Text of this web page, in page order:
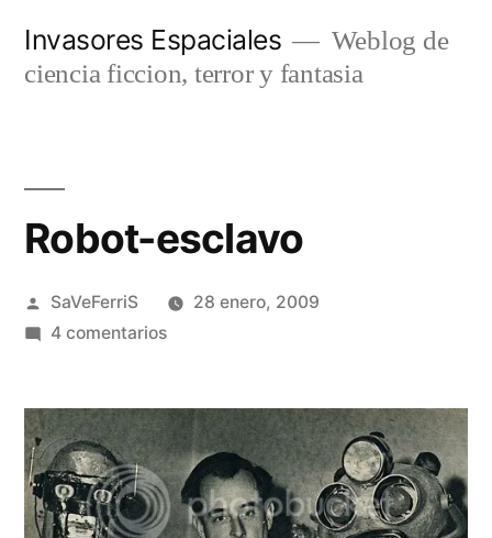
Invasores Espaciales
Weblog de
ciencia ficcion, terror y fantasia
Robot-esclavo
Publicado
por
SaVeFerriS
28 enero, 2009
4 comentariosen